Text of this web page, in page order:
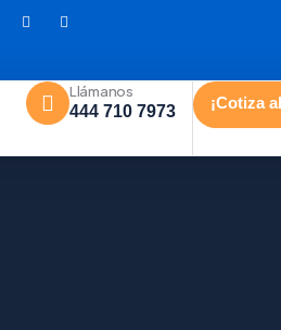
Llámanos
444 710 7973 ¡Cotiza